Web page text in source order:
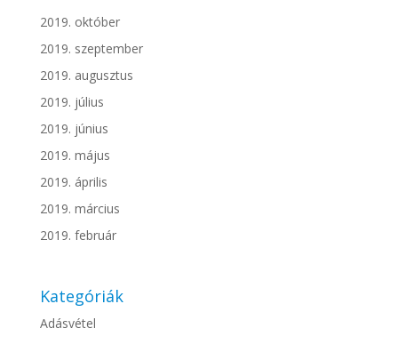
2019. október
2019. szeptember
2019. augusztus
2019. július
2019. június
2019. május
2019. április
2019. március
2019. február
Kategóriák
Adásvétel